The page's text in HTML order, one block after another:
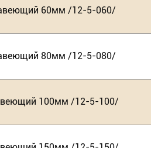
60мм /12-5-060/
80мм /12-5-080/
100мм /12-5-100/